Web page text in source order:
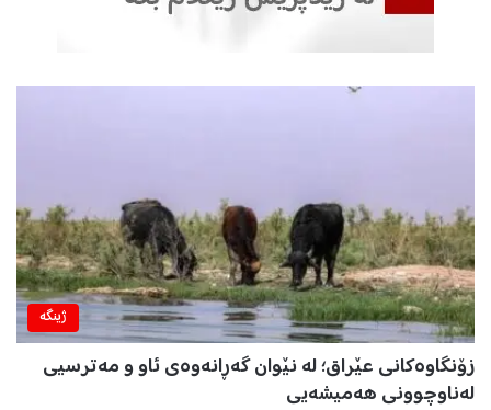
ژینگه‌
زۆنگاوەکانی عێراق؛ لە نێوان گەڕانەوەی ئاو و مەترسیی
لەناوچوونی هەمیشەیی